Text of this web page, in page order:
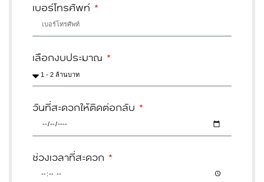
เบอร์โทรศัพท์
เลือกงบประมาณ
วันที่สะดวกให้ติดต่อกลับ
ช่วงเวลาที่สะดวก